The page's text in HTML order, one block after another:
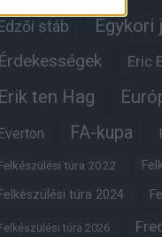
Edzői stáb Egykori
Érdekességek Eric
Erik ten Hag
Everton FA-kupa
túra 2022
Felkészülési túra 2024
túra 2026